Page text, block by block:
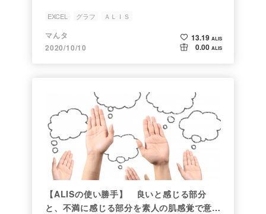
EXCEL グラフ ＡＬＩＳ
マんタ
2020/10/10
13.19 ALIS
0.00 ALIS
【ALISの使い勝手】 良いと感じる部分
と、不満に感じる部分を素人の肌感覚で意見